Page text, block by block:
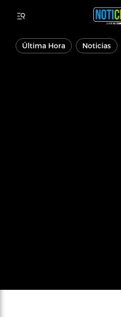
Última Hora Noticias